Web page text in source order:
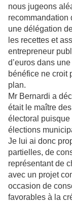
nous jugeons
recommandation
une délégation
les recettes et
entrepreneur
d’euros dans
bénéfice ne croit
plan.
Mr Bernardi a
était le maître
électoral puisque
élections
Je lui ai donc
partielles, de
représentant de
avec un projet
occasion de
favorables à la